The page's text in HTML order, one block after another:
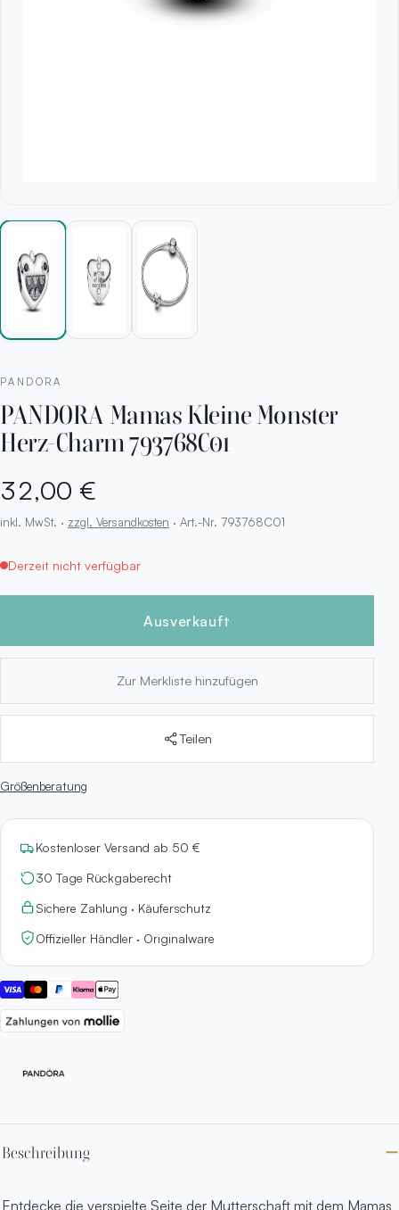
PANDORA
PANDORA Mamas Kleine Monster
Herz-Charm 793768C01
32,00 €
inkl. MwSt. · zzgl. Versandkosten · Art.-Nr. 793768C01
Derzeit nicht verfügbar
Ausverkauft
Zur Merkliste hinzufügen
Teilen
Größenberatung
Kostenloser Versand ab 50 €
30 Tage Rückgaberecht
Sichere Zahlung · Käuferschutz
Offizieller Händler · Originalware
Beschreibung
Entdecke die verspielte Seite der Mutterschaft mit dem Mamas